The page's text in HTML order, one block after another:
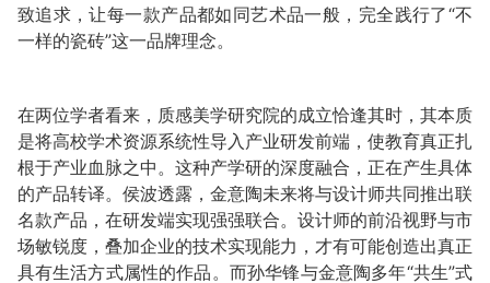
致追求，让每一款产品都如同艺术品一般，完全践行了“不
一样的瓷砖”这一品牌理念。
在两位学者看来，质感美学研究院的成立恰逢其时，其本质
是将高校学术资源系统性导入产业研发前端，使教育真正扎
根于产业血脉之中。这种产学研的深度融合，正在产生具体
的产品转译。侯波透露，金意陶未来将与设计师共同推出联
名款产品，在研发端实现强强联合。设计师的前沿视野与市
场敏锐度，叠加企业的技术实现能力，才有可能创造出真正
具有生活方式属性的作品。而孙华锋与金意陶多年“共生”式